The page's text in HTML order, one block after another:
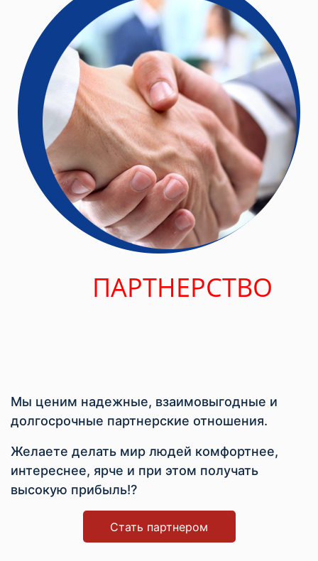
ПАРТНЕРСТВО
Мы ценим надежные, взаимовыгодные и
долгосрочные партнерские отношения.
Желаете делать мир людей комфортнее,
интереснее, ярче и при этом получать
высокую прибыль!?
Стать партнером